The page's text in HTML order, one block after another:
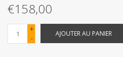
Produits Covid-19
Confiserie Saint-Nicolas
€158,00
+
-
AJOUTER AU PANIER